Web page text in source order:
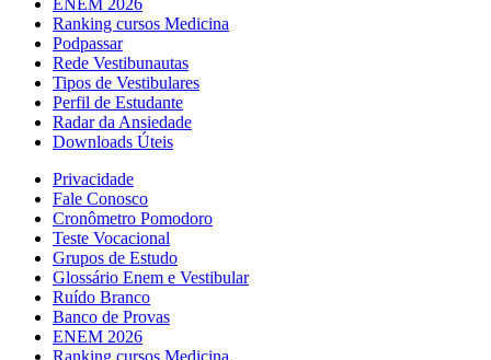
ENEM 2026
Ranking cursos Medicina
Podpassar
Rede Vestibunautas
Tipos de Vestibulares
Perfil de Estudante
Radar da Ansiedade
Downloads Úteis
Privacidade
Fale Conosco
Cronômetro Pomodoro
Teste Vocacional
Grupos de Estudo
Glossário Enem e Vestibular
Ruído Branco
Banco de Provas
ENEM 2026